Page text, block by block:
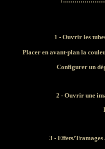
1 - Ouvrir les
Placer en avant-plan la
Configurer un
2 - Ouvrir une
3 - Effets/Tramages